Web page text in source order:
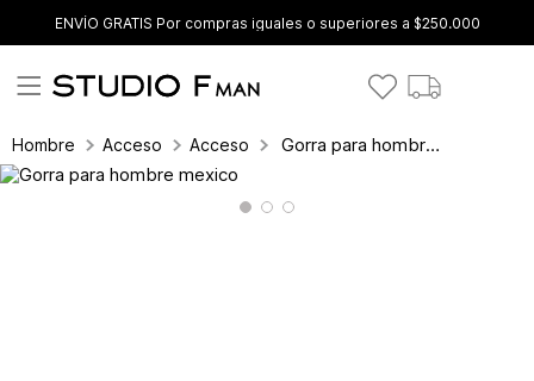
ENVÍO GRATIS Por compras iguales o superiores a $250.000
Hombre AccesoriosAccesorios Gorra para hombre mexico